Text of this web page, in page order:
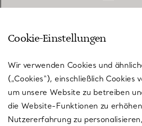
KUNDENSERVICE
SERVICES
ÜBER TIFFANY & CO.
Cookie-Einstellungen
Wir verwenden Cookies und
(„Cookies“), einschließlich Cookies
um unsere Website zu betreiben
die Website-Funktionen zu
Nutzererfahrung zu